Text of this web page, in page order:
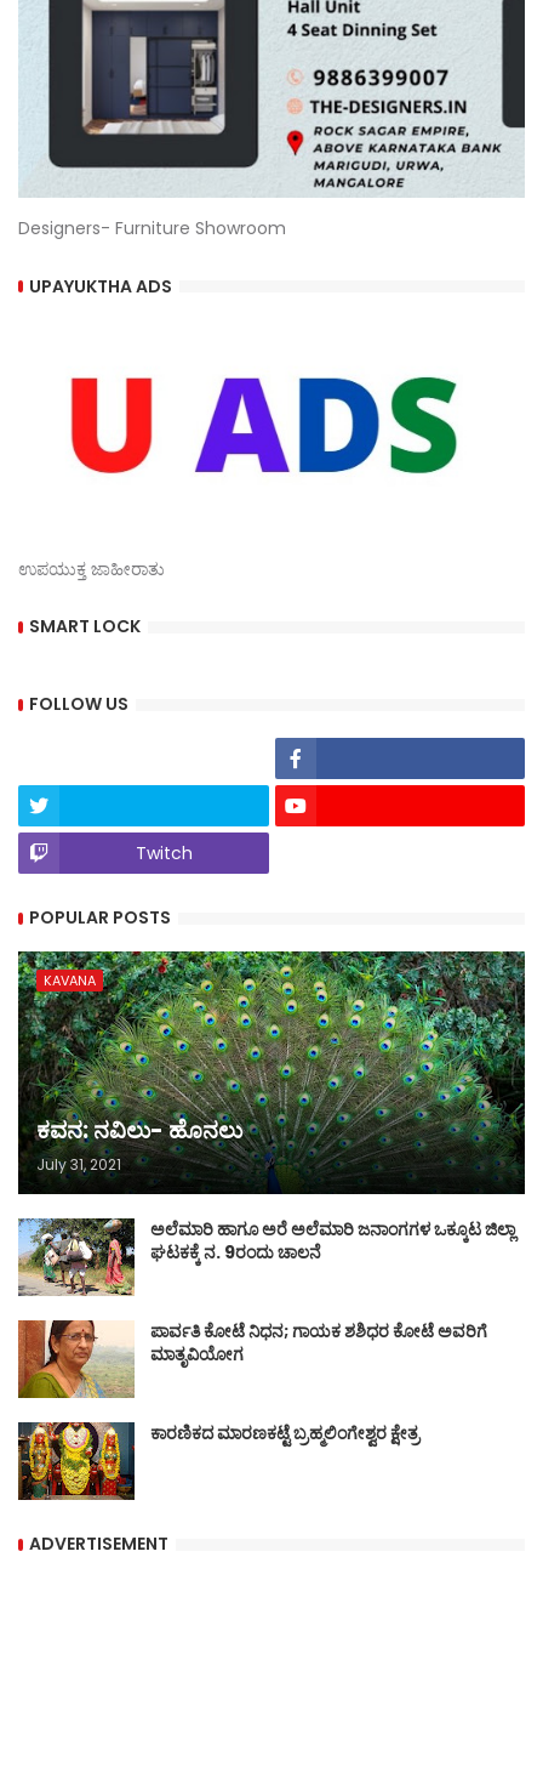
Designers- Furniture Showroom
UPAYUKTHA ADS
ಉಪಯುಕ್ತ ಜಾಹೀರಾತು
SMART LOCK
FOLLOW US
Twitch
POPULAR POSTS
KAVANA
ಕವನ: ನವಿಲು- ಹೊನಲು
July 31, 2021
ಅಲೆಮಾರಿ ಹಾಗೂ ಅರೆ ಅಲೆಮಾರಿ ಜನಾಂಗಗಳ ಒಕ್ಕೂಟ ಜಿಲ್ಲಾ
ಘಟಕಕ್ಕೆ ನ. 9ರಂದು ಚಾಲನೆ
ಪಾರ್ವತಿ ಕೋಟೆ ನಿಧನ; ಗಾಯಕ ಶಶಿಧರ ಕೋಟೆ ಅವರಿಗೆ
ಮಾತೃವಿಯೋಗ
ಕಾರಣಿಕದ ಮಾರಣಕಟ್ಟೆ ಬ್ರಹ್ಮಲಿಂಗೇಶ್ವರ ಕ್ಷೇತ್ರ
ADVERTISEMENT